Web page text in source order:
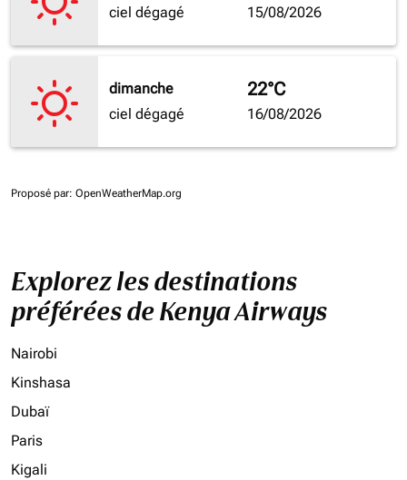
ciel dégagé
15/08/2026
dimanche
ciel dégagé
22°C
16/08/2026
Proposé par: OpenWeatherMap.org
Explorez les destinations
préférées de Kenya Airways
Nairobi
Kinshasa
Dubaï
Paris
Kigali